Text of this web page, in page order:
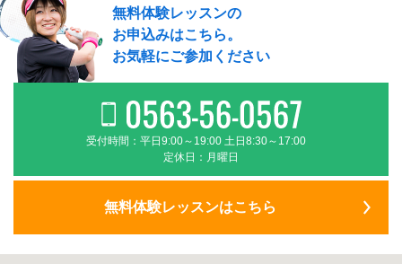
無料体験レッスンの
お申込みはこちら。
お気軽にご参加ください
受付時間：平日9:00～19:00 土日8:30～17:00
定休日：月曜日
無料体験レッスンはこちら